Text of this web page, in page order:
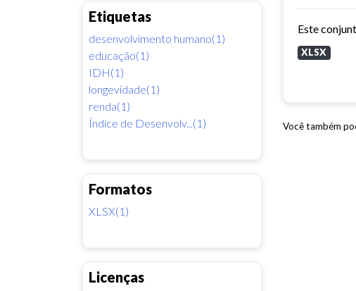
Etiquetas
desenvolvimento humano(1)
educação(1)
IDH(1)
longevidade(1)
renda(1)
Índice de Desenvolv...(1)
Formatos
XLSX(1)
Licenças
XLSX
Você também